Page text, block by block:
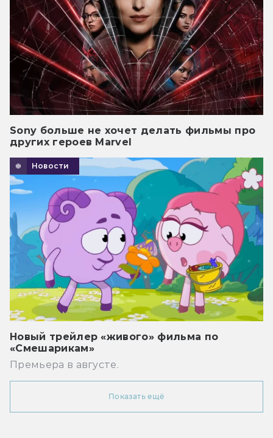
Sony больше не хочет делать фильмы про
других героев Marvel
Новости
Новый трейлер «живого» фильма по
«Смешарикам»
Премьера в августе.
Показать ещё